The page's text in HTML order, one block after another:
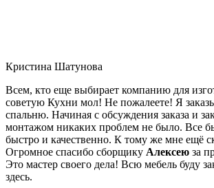
Кристина Шатунова
Всем, кто еще выбирает компанию для
советую Кухни мол! Не пожалеете! Я
спальню. Начиная с обсуждения заказа и
монтажом никаких проблем не было. Все
быстро и качественно. К тому же мне ещё
Огромное спасибо сборщику Алексею за
Это мастер своего дела! Всю мебель буду
здесь.